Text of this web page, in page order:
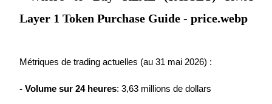
Affiliés Bitrue
Métriques de trading actuelles (au 31 mai 2026) :
- Volume sur 24 heures: 3,63 millions de dollars